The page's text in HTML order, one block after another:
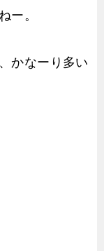
ー。
かなーり多い